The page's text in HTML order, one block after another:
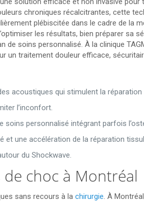
chroniques récalcitrantes, cette
plébiscitée dans le cadre de la
les résultats, bien préparer sa
soins personnalisé. À la clinique
un traitement douleur efficace,
acoustiques qui stimulent la réparation
l’inconfort.
soins personnalisé intégrant parfois
et une accélération de la réparation
du Shockwave.
choc à Montréal
sans recours à lachirurgie. À